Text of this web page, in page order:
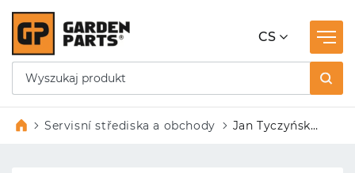
CS
Servisní střediska a obchody
Jan Tyczyński